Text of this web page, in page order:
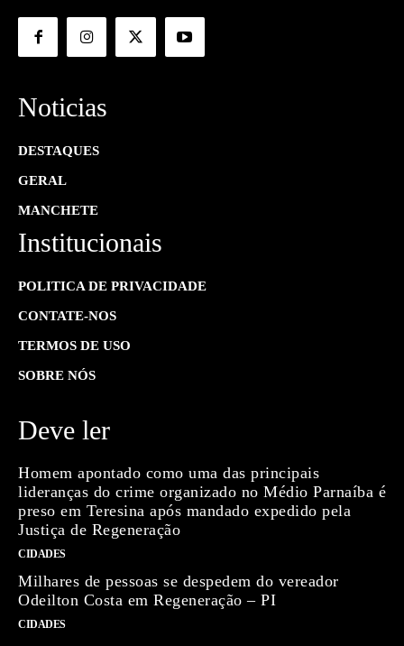
Noticias
DESTAQUES
GERAL
MANCHETE
Institucionais
POLITICA DE PRIVACIDADE
CONTATE-NOS
TERMOS DE USO
SOBRE NÓS
Deve ler
Homem apontado como uma das principais
lideranças do crime organizado no Médio Parnaíba é
preso em Teresina após mandado expedido pela
Justiça de Regeneração
CIDADES
Milhares de pessoas se despedem do vereador
Odeilton Costa em Regeneração – PI
CIDADES